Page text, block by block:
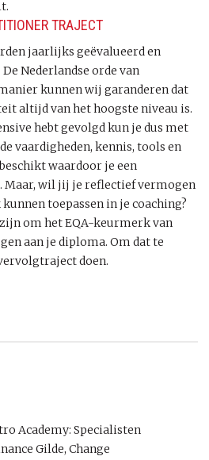
TRAJECT
jaarlijks geëvalueerd en
Nederlandse orde van
kunnen wij garanderen dat
altijd van het hoogste niveau is.
hebt gevolgd kun je dus met
vaardigheden, kennis, tools en
waardoor je een
Maar, wil jij je reflectief vermogen
toepassen in je coaching?
om het EQA-keurmerk van
aan je diploma. Om dat te
doen.
Academy: Specialisten
Gilde, Change